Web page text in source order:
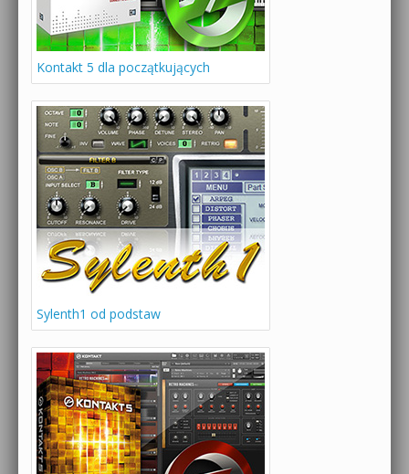
Kontakt 5 dla początkujących
Sylenth1 od podstaw